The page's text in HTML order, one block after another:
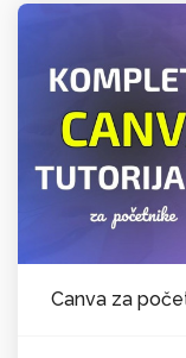
Canva za